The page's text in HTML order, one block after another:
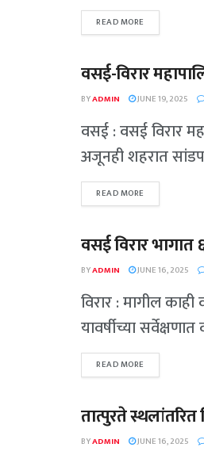
READ MORE
पालघर
वसई-विरार
BYADMIN JUNE 19, 2025
वसई : वसई विरार
अजूनही शहरात
READ MORE
गुन्हेगारी
वसई विरार
BYADMIN JUNE 16, 2025
विरार : मागील
यावर्षीच्या
READ MORE
पालघर
तात्पुरते
BYADMIN JUNE 16, 2025